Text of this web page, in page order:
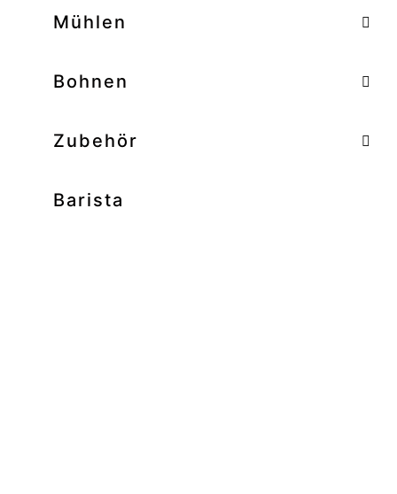
Mühlen
–
Bohnen
–
Zubehör
Barista